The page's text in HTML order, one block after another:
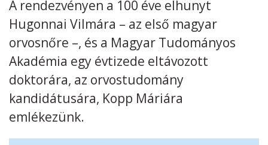
A rendezvényen a 100 éve elhunyt
Hugonnai Vilmára – az első magyar
orvosnőre –, és a Magyar Tudományos
Akadémia egy évtizede eltávozott
doktorára, az orvostudomány
kandidátusára, Kopp Máriára
emlékezünk.